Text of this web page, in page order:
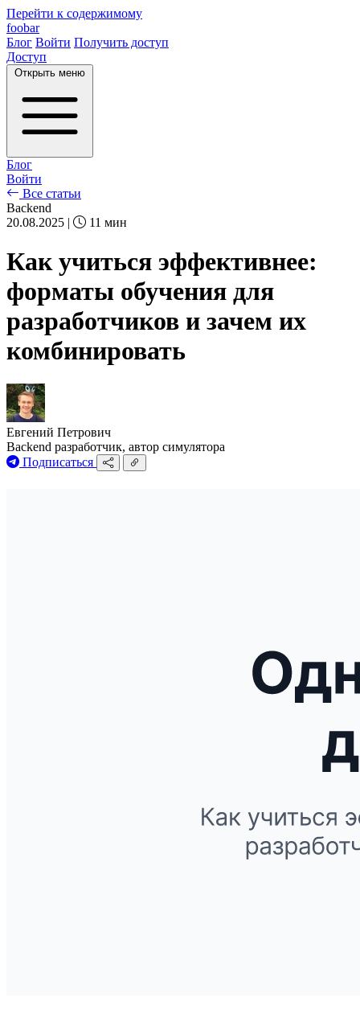
Перейти к содержимому
foobar
Блог Войти Получить доступ
Доступ
Открыть меню
Блог
Войти
Все статьи
Backend
20.08.2025 | 11 мин
Как учиться эффективнее:
форматы обучения для
разработчиков и зачем их
комбинировать
Евгений Петрович
Backend разработчик, автор симулятора
Подписаться